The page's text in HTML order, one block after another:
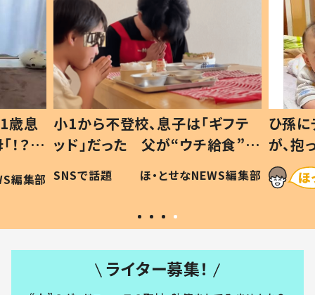
歳息
？」
編集部
小1から不登校、息子は「ギフテ
ッド」だった 父が“ウチ給食”を
作り続ける理由とは #令和の親
#令和の子
SNSで話題 ほ・とせなNEWS編集部
ひ孫
が、
「涙が
い」
ライター募集！